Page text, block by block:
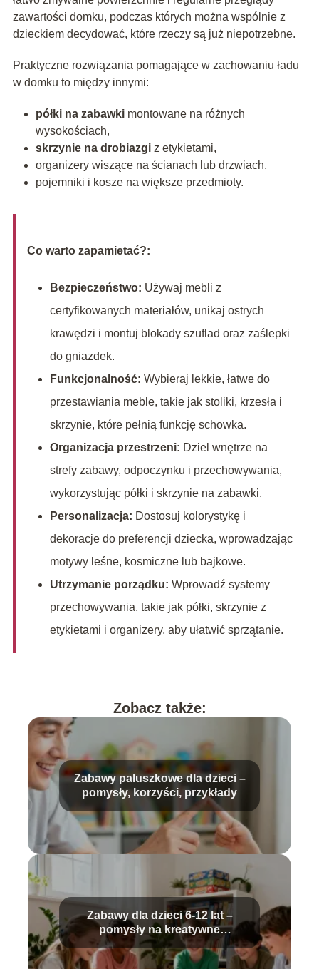
zawartości domku, podczas których można wspólnie z
dzieckiem decydować, które rzeczy są już niepotrzebne.
Praktyczne rozwiązania pomagające w zachowaniu ładu
w domku to między innymi:
półki na zabawkimontowane na różnych
wysokościach,
skrzynie na drobiazgiz etykietami,
organizery wiszące na ścianach lub drzwiach,
pojemniki i kosze na większe przedmioty.
Co warto zapamietać?:
Bezpieczeństwo: Używaj mebli z
certyfikowanych materiałów, unikaj ostrych
krawędzi i montuj blokady szuflad oraz zaślepki
do gniazdek.
Funkcjonalność: Wybieraj lekkie, łatwe do
przestawiania meble, takie jak stoliki, krzesła i
skrzynie, które pełnią funkcję schowka.
Organizacja przestrzeni: Dziel wnętrze na
strefy zabawy, odpoczynku i przechowywania,
wykorzystując półki i skrzynie na zabawki.
Personalizacja: Dostosuj kolorystykę i
dekoracje do preferencji dziecka, wprowadzając
motywy leśne, kosmiczne lub bajkowe.
Utrzymanie porządku: Wprowadź systemy
przechowywania, takie jak półki, skrzynie z
etykietami i organizery, aby ułatwić sprzątanie.
Zobacz także:
Zabawy paluszkowe dla dzieci –
pomysły, korzyści, przykłady
Zabawy dla dzieci 6-12 lat –
pomysły na kreatywne
spędzanie czasu